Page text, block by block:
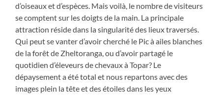
d’oiseaux et d’espèces. Mais voilà, le nombre de visiteurs
se comptent sur les doigts de la main. La principale
attraction réside dans la singularité des lieux traversés.
Qui peut se vanter d’avoir cherché le Pic à ailes blanches
de la forêt de Zheltoranga, ou d’avoir partagé le
quotidien d’éleveurs de chevaux à Topar? Le
dépaysement a été total et nous repartons avec des
images plein la tête et des étoiles dans les yeux